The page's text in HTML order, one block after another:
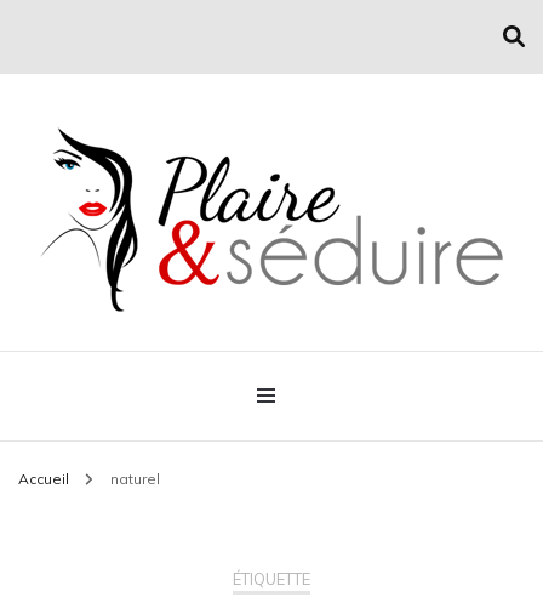
Plaire & Séduire
Conseil mode et séduction
Accueil naturel
ÉTIQUETTE